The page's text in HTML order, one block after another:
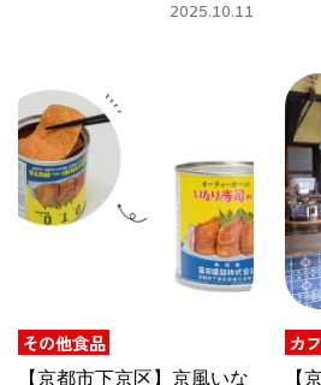
おすすめのイベント
2025.10.11
その他食品
【京都市下京区】京風いな
カ
【